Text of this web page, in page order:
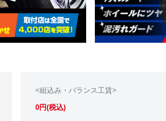
<組込み・バランス工賃>
0円(税込)